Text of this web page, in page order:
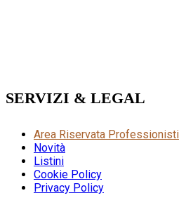
SERVIZI & LEGAL
Area Riservata Professionisti
Novità
Listini
Cookie Policy
Privacy Policy